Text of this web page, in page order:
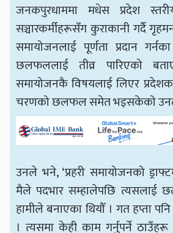
जनकपुरधाममा मधेस प्रदेश
सञ्चारकर्मीहरूसँग कुराकानी गर्दै
समायोजनलाई पूर्णता प्रदान
छलफललाई तीव्र पारिएको
समायोजनकै विषयलाई लिएर
चरणको छलफल समेत भइसकेको
उनले भने, ‘प्रहरी समायोजनको
मैले पदभार सम्हालेपछि त्यसलाई
हामीले बनाएका थियौँ । गत हप्ता
। त्यसमा केही काम गर्नुपर्ने